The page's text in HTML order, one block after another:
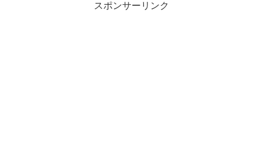
スポンサーリンク